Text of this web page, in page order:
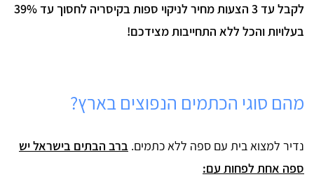
לקבל עד 3 הצעות מחיר לניקוי ספות בקיסריה לחסוך עד 39%
בעלויות והכל ללא התחייבות מצידכם!
מהם סוגי הכתמים הנפוצים בארץ?
נדיר למצוא בית עם ספה ללא כתמים. ברב הבתים בישראל יש
ספה אחת לפחות עם: